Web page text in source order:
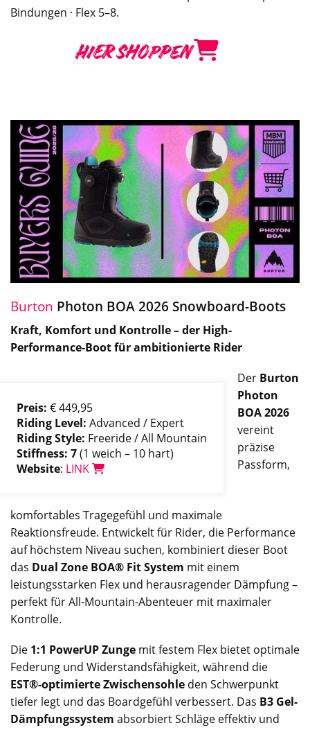
Bindungen · Flex 5–8.
HIER SHOPPEN
Burton Photon BOA 2026 Snowboard-Boots
Kraft, Komfort und Kontrolle – der High-
Performance-Boot für ambitionierte Rider
Preis: € 449,95
Riding Level: Advanced / Expert
Riding Style: Freeride / All Mountain
Stiffness: 7(1 weich – 10 hart)
Website: LINK
Der Burton
Photon
BOA 2026
vereint
präzise
Passform,
komfortables Tragegefühl und maximale
Reaktionsfreude. Entwickelt für Rider, die Performance
auf höchstem Niveau suchen, kombiniert dieser Boot
das Dual Zone BOA® Fit System mit einem
leistungsstarken Flex und herausragender Dämpfung –
perfekt für All-Mountain-Abenteuer mit maximaler
Kontrolle.
Die 1:1 PowerUP Zunge mit festem Flex bietet optimale
Federung und Widerstandsfähigkeit, während die
EST®-optimierte Zwischensohle den Schwerpunkt
tiefer legt und das Boardgefühl verbessert. Das B3 Gel-
Dämpfungssystem absorbiert Schläge effektiv und